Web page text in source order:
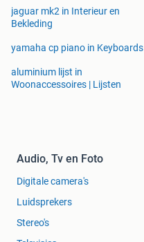
jaguar mk2 in Interieur en
Bekleding
yamaha cp piano in Keyboards
aluminium lijst in
Woonaccessoires | Lijsten
Audio, Tv en Foto
Digitale camera's
Luidsprekers
Stereo's